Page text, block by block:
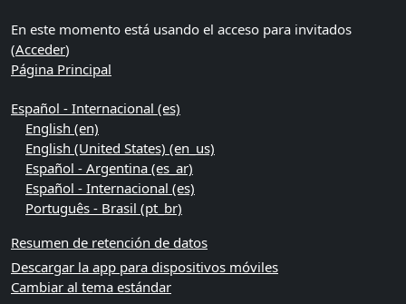
En este momento está usando el acceso para invitados
(Acceder)
Página Principal
Español - Internacional ‎(es)‎
English ‎(en)‎
English (United States) ‎(en_us)‎
Español - Argentina ‎(es_ar)‎
Español - Internacional ‎(es)‎
Português - Brasil ‎(pt_br)‎
Resumen de retención de datos
Descargar la app para dispositivos móviles
Cambiar al tema estándar